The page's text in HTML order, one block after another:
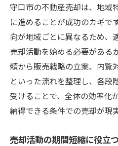
守口市の不動産売却は、地域
に進めることが成功のカギで
向が地域ごとに異なるため、
売却活動を始める必要がある
頼から販売戦略の立案、内覧
といった流れを整理し、各段
受けることで、全体の効率化
納得できる条件での売却が現
売却活動の期間短縮に役立